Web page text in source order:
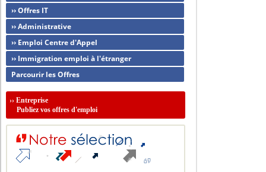
›› Offres IT
›› Administrative
›› Emploi Centre d'Appel
›› Immigration emploi à l'étranger
Parcourir les Offres
››Entreprise
Publiez vos offres d'emploi